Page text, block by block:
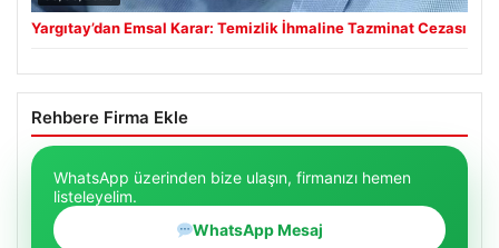
08/08/2026
Yargıtay’dan Emsal Karar: Temizlik İhmaline Tazminat Cezası
Rehbere Firma Ekle